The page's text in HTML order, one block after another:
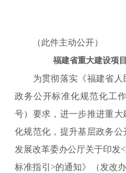
（此件主动公开）
福建省重大建设项
为贯彻落实《福建省人
政务公开标准化规范化工
号）要求，进一步推进重
化规范化，提升基层政务
发展改革委办公厅关于印发
标准指引>的通知》（发改